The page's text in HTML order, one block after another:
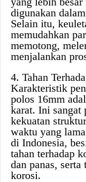
digunakan
Selain itu,
memudahkan
memotong,
menjalankan
4. Tahan
Karakteristik
polos 16mm
karat. Ini sangat
kekuatan
waktu yang
di Indonesia,
tahan terhadap
dan panas, serta
korosi.